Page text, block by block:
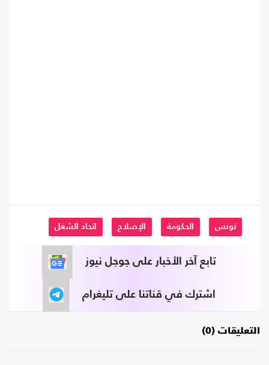
تونس الحكومة الإصلاح اتحاد الشغل
تابع آخر الأخبار على جوجل نيوز
اشترك في قناتنا على تليغرام
التعليقات (0)